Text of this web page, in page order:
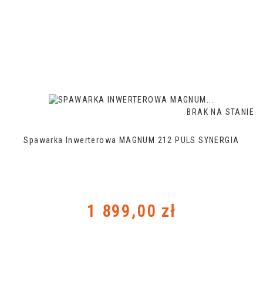
BRAK NA STANIE
Spawarka Inwerterowa MAGNUM 212 PULS SYNERGIA
Cena
1 899,00 zł